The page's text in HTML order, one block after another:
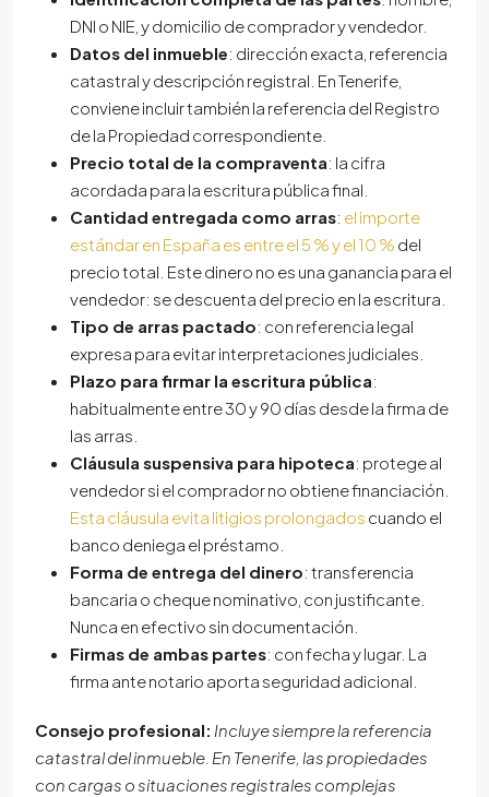
DNI o NIE, y domicilio de comprador y vendedor.
Datos del inmueble: dirección exacta, referencia
catastral y descripción registral. En Tenerife,
conviene incluir también la referencia del Registro
de la Propiedad correspondiente.
Precio total de la compraventa: la cifra
acordada para la escritura pública final.
Cantidad entregada como arras: el importe
estándar en España es entre el 5 % y el 10 % del
precio total. Este dinero no es una ganancia para el
vendedor: se descuenta del precio en la escritura.
Tipo de arras pactado: con referencia legal
expresa para evitar interpretaciones judiciales.
Plazo para firmar la escritura pública:
habitualmente entre 30 y 90 días desde la firma de
las arras.
Cláusula suspensiva para hipoteca: protege al
vendedor si el comprador no obtiene financiación.
Esta cláusula evita litigios prolongados cuando el
banco deniega el préstamo.
Forma de entrega del dinero: transferencia
bancaria o cheque nominativo, con justificante.
Nunca en efectivo sin documentación.
Firmas de ambas partes: con fecha y lugar. La
firma ante notario aporta seguridad adicional.
Consejo profesional: Incluye siempre la referencia
catastral del inmueble. En Tenerife, las propiedades
con cargas o situaciones registrales complejas